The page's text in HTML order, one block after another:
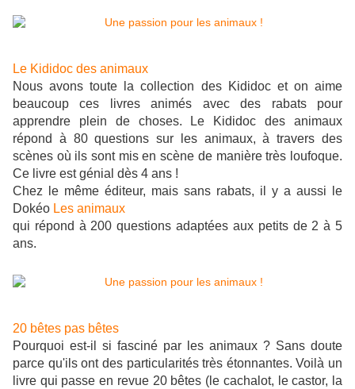
Le Kididoc des animaux
Nous avons toute la collection des Kididoc et on aime
beaucoup ces livres animés avec des rabats pour
apprendre plein de choses. Le Kididoc des animaux
répond à 80 questions sur les animaux, à travers des
scènes où ils sont mis en scène de manière très loufoque.
Ce livre est génial dès 4 ans !
Chez le même éditeur, mais sans rabats, il y a aussi le
Dokéo Les animaux
qui répond à 200 questions adaptées aux petits de 2 à 5
ans.
20 bêtes pas bêtes
Pourquoi est-il si fasciné par les animaux ? Sans doute
parce qu'ils ont des particularités très étonnantes. Voilà un
livre qui passe en revue 20 bêtes (le cachalot, le castor, la